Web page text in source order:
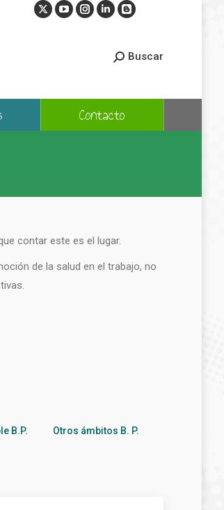
X
YouTube
window
Instagram
window
Linkedin
opens
Blogger
opens
Buscar
Contacto
contar este es el lugar.
de la salud en el trabajo, no
B.P.
Otros ámbitos B. P.